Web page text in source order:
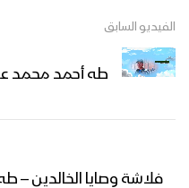
الفيديو السابق
طه أحمد محمد
فلاشة وصايا الخالدين –